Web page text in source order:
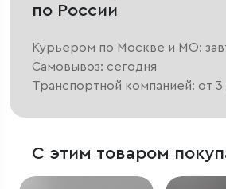
по России
Курьером по Москве и МО:
Самовывоз: сегодня
Транспортной компанией: от 3
С этим товаром